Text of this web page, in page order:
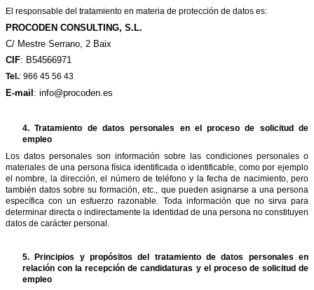
El responsable del tratamiento en materia de protección de datos es:
PROCODEN CONSULTING, S.L.
C/ Mestre Serrano, 2 Baix
CIF: B54566971
Tel.: 966 45 56 43
E-mail : info@procoden.es
4.Tratamiento de datos personales en el proceso de solicitud de
empleo
Los datos personales son información sobre las condiciones personales o
materiales de una persona física identificada o identificable, como por ejemplo
el nombre, la dirección, el número de teléfono y la fecha de nacimiento, pero
también datos sobre su formación, etc., que pueden asignarse a una persona
específica con un esfuerzo razonable. Toda información que no sirva para
determinar directa o indirectamente la identidad de una persona no constituyen
datos de carácter personal.
5.Principios y propósitos del tratamiento de datos personales en
relación con la recepción de candidaturas y el proceso de solicitud de
empleo